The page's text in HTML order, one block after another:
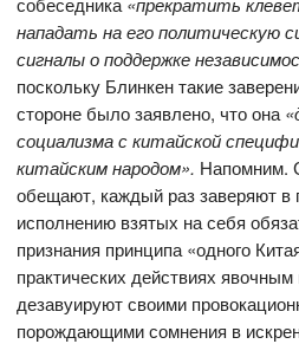
нападать на его политическую
сигналы о поддержке
поскольку Блинкен такие
стороне было заявлено, что она
социализма с китайской
китайским народом». Напомним.
обещают, каждый раз заверяют в
исполнению взятых на себя
признания принципа «одного
практических действиях
дезавуируют своими
порождающими сомнения в